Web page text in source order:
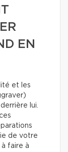
EN
et les
lui.
de votre
faire à